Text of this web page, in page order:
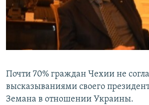
ПОБЕДИТЕЛЕЙ НЕ СУДЯТ?
КРЫМ.НЕПОКОРЕННЫЙ
ПРИСОЕДИНЯЙТЕСЬ!
Все сайты RFE/RL
Почти 70% граждан Чехии не
высказываниями своего
Земана в отношении Украины.